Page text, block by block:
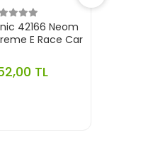
42166 Neom
E Race Car
TL